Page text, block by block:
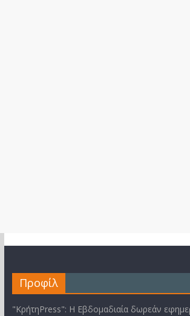
Προφίλ
"ΚρήτηPress": Η Εβδομαδιαία δωρεάν